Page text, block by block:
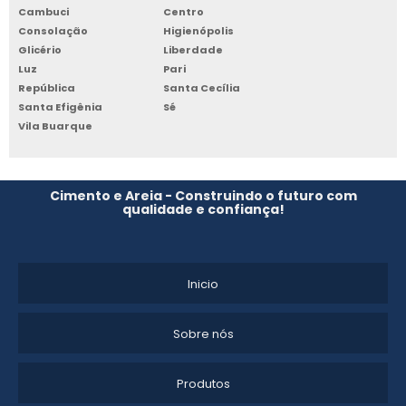
Cambuci
Centro
Consolação
Higienópolis
Glicério
Liberdade
Luz
Pari
República
Santa Cecília
Santa Efigênia
Sé
Vila Buarque
Cimento e Areia - Construindo o futuro com
qualidade e confiança!
Inicio
Sobre nós
Produtos